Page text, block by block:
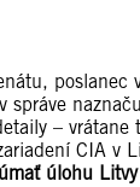
správe
– vrátane
CIA v
úlohu